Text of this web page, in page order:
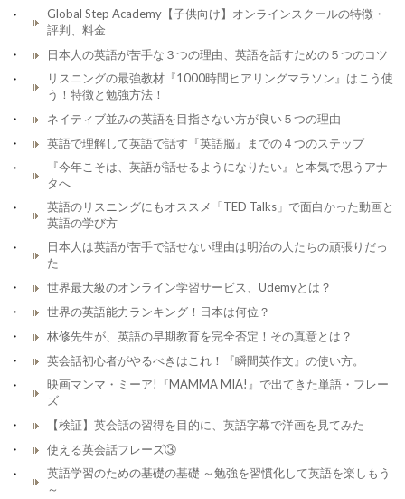
Global Step Academy【子供向け】オンラインスクールの特徴・
評判、料金
日本人の英語が苦手な３つの理由、英語を話すための５つのコツ
リスニングの最強教材『1000時間ヒアリングマラソン』はこう使
う！特徴と勉強方法！
ネイティブ並みの英語を目指さない方が良い５つの理由
英語で理解して英語で話す『英語脳』までの４つのステップ
『今年こそは、英語が話せるようになりたい』と本気で思うアナ
タへ
英語のリスニングにもオススメ「TED Talks」で面白かった動画と
英語の学び方
日本人は英語が苦手で話せない理由は明治の人たちの頑張りだっ
た
世界最大級のオンライン学習サービス、Udemyとは？
世界の英語能力ランキング！日本は何位？
林修先生が、英語の早期教育を完全否定！その真意とは？
英会話初心者がやるべきはこれ！『瞬間英作文』の使い方。
映画マンマ・ミーア!『MAMMA MIA!』で出てきた単語・フレー
ズ
【検証】英会話の習得を目的に、英語字幕で洋画を見てみた
使える英会話フレーズ③
英語学習のための基礎の基礎 ～勉強を習慣化して英語を楽しもう
～